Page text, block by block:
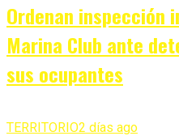
Ordenan inspección
Marina Club ante
sus ocupantes
TERRITORIO2 días ago